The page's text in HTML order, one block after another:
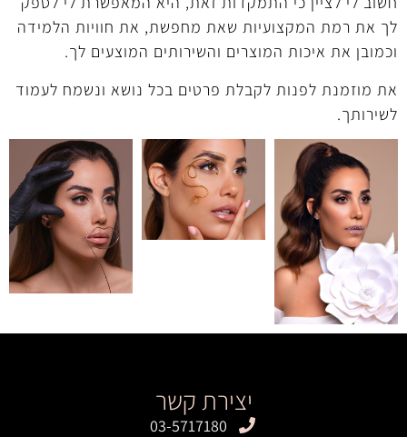
לך את רמת המקצועיות שאת מחפשת, את חוויות הלמידה
וכמובן את איכות המוצרים והשירותים המוצעים לך.
את מוזמנת לפנות לקבלת פרטים בכל נושא ונשמח לעמוד
לשירותך.
יצירת קשר
03-5717180